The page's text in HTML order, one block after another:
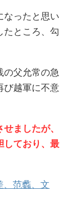
なったと思い
たところ、勾
の父允常の急
び越軍に不意
ましたが、
しており、最
范蠡、文